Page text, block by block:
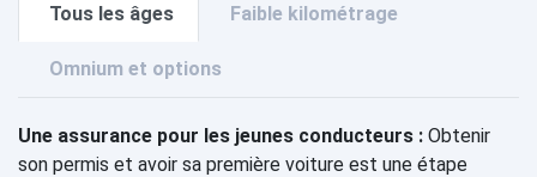
Tous les âges Faible kilométrage
Omnium et options
Une assurance pour les jeunes conducteurs : Obtenir
son permis et avoir sa première voiture est une étape